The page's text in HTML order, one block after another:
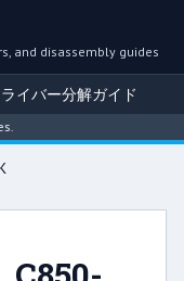
and disassembly guides
ライバー分解ガイド